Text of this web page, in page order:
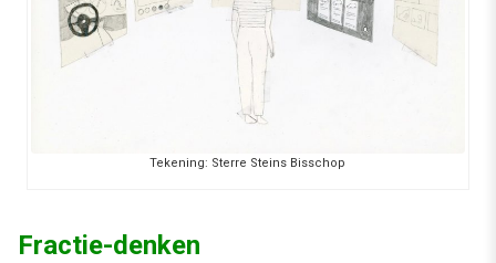
Tekening: Sterre Steins Bisschop
Fractie-denken